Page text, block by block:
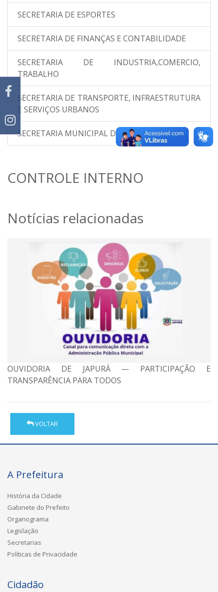
SECRETARIA DE ESPORTES
SECRETARIA DE FINANÇAS E CONTABILIDADE
SECRETARIA DE INDUSTRIA,COMERCIO,
TRABALHO
SECRETARIA DE TRANSPORTE, INFRAESTRUTURA
E SERVIÇOS URBANOS
SECRETARIA MUNICIPAL DE SAÚDE
CONTROLE INTERNO
Notícias relacionadas
OUVIDORIA DE JAPURÁ — PARTICIPAÇÃO E
TRANSPARÊNCIA PARA TODOS
VOLTAR
A Prefeitura
História da Cidade
Gabinete do Prefeito
Organograma
Legislação
Secretarias
Políticas de Privacidade
Cidadão